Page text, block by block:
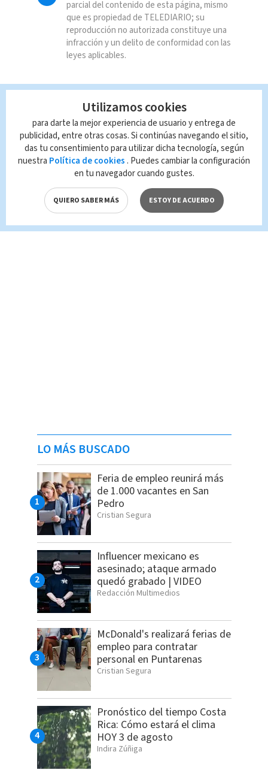
parcial del contenido de esta página, mismo
que es propiedad de TELEDIARIO; su
reproducción no autorizada constituye una
infracción y un delito de conformidad con las
leyes aplicables.
LO MÁS BUSCADO
Feria de empleo reunirá más
de 1.000 vacantes en San
Pedro
Cristian Segura
Influencer mexicano es
asesinado; ataque armado
quedó grabado | VIDEO
Redacción Multimedios
McDonald's realizará ferias de
empleo para contratar
personal en Puntarenas
Cristian Segura
Pronóstico del tiempo Costa
Rica: Cómo estará el clima
HOY 3 de agosto
Indira Zúñiga
Utilizamos cookies
para darte la mejor experiencia de usuario y entrega de
publicidad, entre otras cosas. Si continúas navegando el sitio,
das tu consentimiento para utilizar dicha tecnología, según
nuestra Política de cookies . Puedes cambiar la configuración
en tu navegador cuando gustes.
QUIERO SABER MÁS ESTOY DE ACUERDO